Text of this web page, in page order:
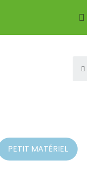
PETIT MATÉRIEL